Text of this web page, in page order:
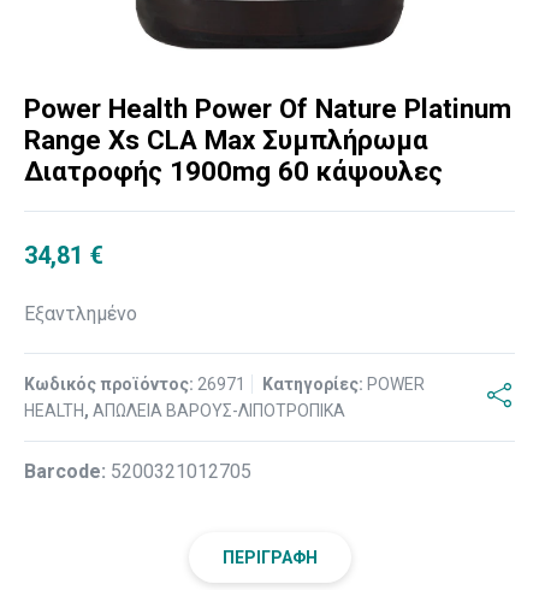
Power Health Power Of Nature Platinum
Range Xs CLA Max Συμπλήρωμα
Διατροφής 1900mg 60 κάψουλες
34,81 €
Εξαντλημένο
Κωδικός προϊόντος: 26971 Κατηγορίες: POWER
HEALTH, ΑΠΩΛΕΙΑ ΒΑΡΟΥΣ-ΛΙΠΟΤΡΟΠΙΚΑ
Βarcode: 5200321012705
ΠΕΡΙΓΡΑΦΉ